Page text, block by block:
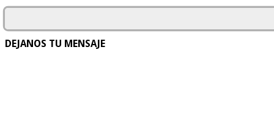
DEJANOS TU MENSAJE